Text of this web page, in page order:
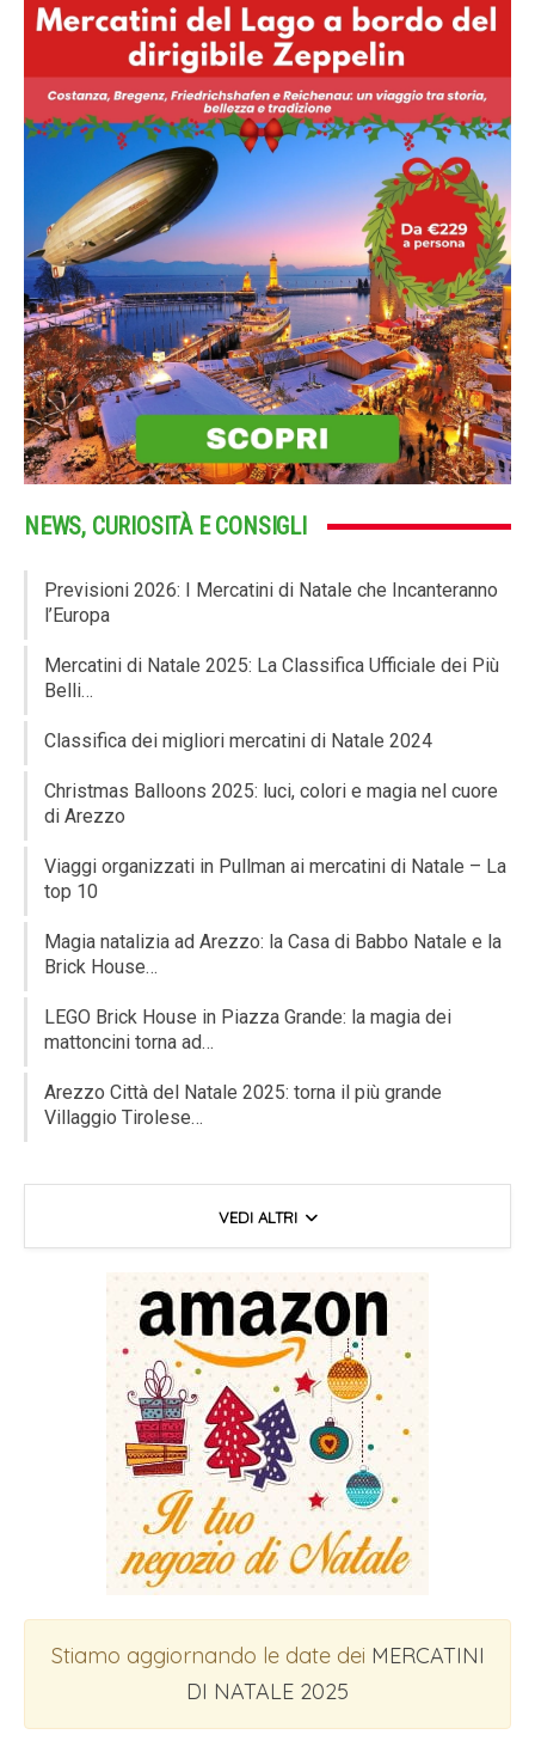
NEWS, CURIOSITÀ E CONSIGLI
Previsioni 2026: I Mercatini di Natale che Incanteranno
l’Europa
Mercatini di Natale 2025: La Classifica Ufficiale dei Più
Belli…
Classifica dei migliori mercatini di Natale 2024
Christmas Balloons 2025: luci, colori e magia nel cuore
di Arezzo
Viaggi organizzati in Pullman ai mercatini di Natale – La
top 10
Magia natalizia ad Arezzo: la Casa di Babbo Natale e la
Brick House…
LEGO Brick House in Piazza Grande: la magia dei
mattoncini torna ad…
Arezzo Città del Natale 2025: torna il più grande
Villaggio Tirolese…
VEDI ALTRI
Stiamo aggiornando le date dei MERCATINI
DI NATALE 2025